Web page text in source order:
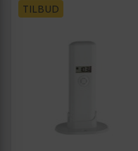
TILBUD